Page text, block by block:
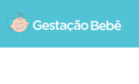
to
content